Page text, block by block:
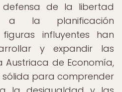
de la libertad
a la planificación
influyentes han
y expandir las
Austriaca de Economía,
para comprender